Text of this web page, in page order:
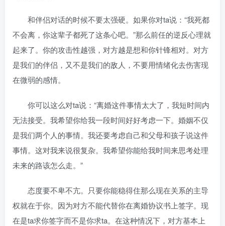
和伴侣对话的时候不要太强硬。如果你对ta说：“我死都
不会离，你这辈子都死了这条心吧。”那么前任的逆反心理就
起来了。你的攻击性越强，对方越是想和你针锋相对。对方
是我们的伴侣，又不是我们的敌人，不要用情绪化去伤害现
在微弱的感情。
你可以这么对ta说：“离婚这件事情太大了，我短时间内
无法接受。我希望你给我一段时间好好考虑一下。婚姻不仅
是我们两个人的事情。我还要考虑自己和父母和孩子说这件
事情。这对我来说很复杂。我希望你能给我时间来思考处理
未来的路该怎么走。”
态度要不卑不亢。只要你能稳得住那么现在关系的主导
权就在于你。因为对方不能代替你在离婚协议书上签字。现
在是ta求你签字而不是你求ta。在这种情况下，对方基本上